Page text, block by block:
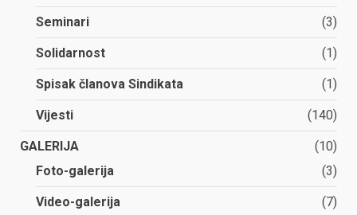
Seminari (3)
Solidarnost (1)
Spisak članova Sindikata (1)
Vijesti (140)
GALERIJA
(10)
Foto-galerija
(3)
Video-galerija (7)